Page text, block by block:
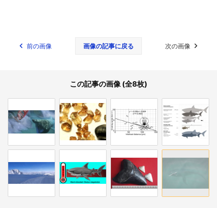
前の画像 画像の記事に戻る 次の画像
この記事の画像 (全8枚)